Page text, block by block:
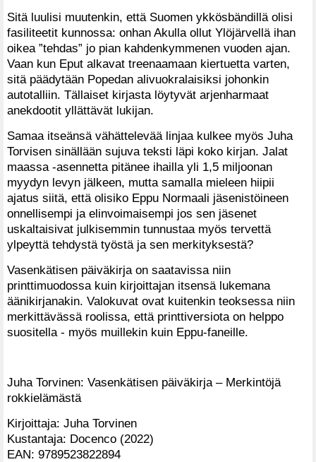
Sitä luulisi muutenkin, että Suomen ykkösbändillä olisi
fasiliteetit kunnossa: onhan Akulla ollut Ylöjärvellä ihan
oikea ”tehdas” jo pian kahdenkymmenen vuoden ajan.
Vaan kun Eput alkavat treenaamaan kiertuetta varten,
sitä päädytään Popedan alivuokralaisiksi johonkin
autotalliin. Tällaiset kirjasta löytyvät arjenharmaat
anekdootit yllättävät lukijan.
Samaa itseänsä vähättelevää linjaa kulkee myös Juha
Torvisen sinällään sujuva teksti läpi koko kirjan. Jalat
maassa -asennetta pitänee ihailla yli 1,5 miljoonan
myydyn levyn jälkeen, mutta samalla mieleen hiipii
ajatus siitä, että olisiko Eppu Normaali jäsenistöineen
onnellisempi ja elinvoimaisempi jos sen jäsenet
uskaltaisivat julkisemmin tunnustaa myös tervettä
ylpeyttä tehdystä työstä ja sen merkityksestä?
Vasenkätisen päiväkirja on saatavissa niin
printtimuodossa kuin kirjoittajan itsensä lukemana
äänikirjanakin. Valokuvat ovat kuitenkin teoksessa niin
merkittävässä roolissa, että printtiversiota on helppo
suositella - myös muillekin kuin Eppu-faneille.
Juha Torvinen: Vasenkätisen päiväkirja – Merkintöjä
rokkielämästä
Kirjoittaja: Juha Torvinen
Kustantaja: Docenco (2022)
EAN: 9789523822894